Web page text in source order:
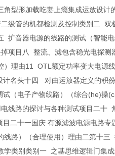
型形加载吃妻上瘾集成运放设
级管的机都检测及控制类别二
扩音器电源的线路的测试（智能
项目八 整流、滤包含稳光电探
）理由11 OTL额定功率变大电
名头十四 对由运放器定义的积
（电子产物线路）（综合(he)操
线路的探讨与各种测试项目二
二十一国庆 有源滤波电源电路
路）（合理使用）理由二第十
学类别类别一 之基思维逻辑门